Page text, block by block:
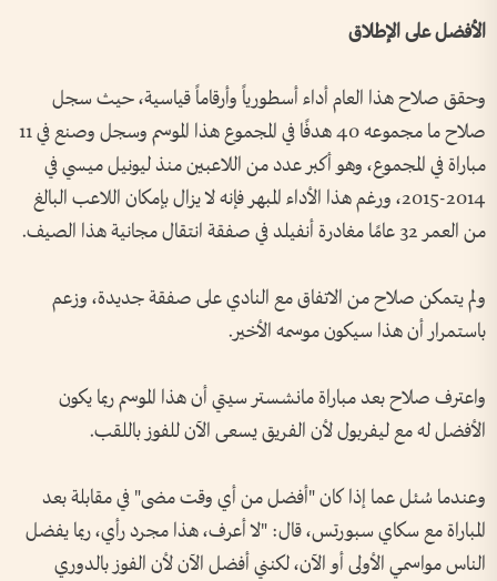
الأفضل على الإطلاق
وحقق صلاح هذا العام أداء أسطورياً وأرقاماً قياسية، حيث سجل
صلاح ما مجموعه 40 هدفًا في المجموع هذا الموسم وسجل وصنع في 11
مباراة في المجموع، وهو أكبر عدد من اللاعبين منذ ليونيل ميسي في
2014-2015، ورغم هذا الأداء المبهر فإنه لا يزال بإمكان اللاعب البالغ
من العمر 32 عامًا مغادرة أنفيلد في صفقة انتقال مجانية هذا الصيف.
ولم يتمكن صلاح من الاتفاق مع النادي على صفقة جديدة، وزعم
باستمرار أن هذا سيكون موسمه الأخير.
واعترف صلاح بعد مباراة مانشستر سيتي أن هذا الموسم ربما يكون
الأفضل له مع ليفربول لأن الفريق يسعى الآن للفوز باللقب.
وعندما سُئل عما إذا كان "أفضل من أي وقت مضى" في مقابلة بعد
المباراة مع سكاي سبورتس، قال: "لا أعرف، هذا مجرد رأي، ربما يفضل
الناس مواسمي الأولى أو الآن، لكنني أفضل الآن لأن الفوز بالدوري